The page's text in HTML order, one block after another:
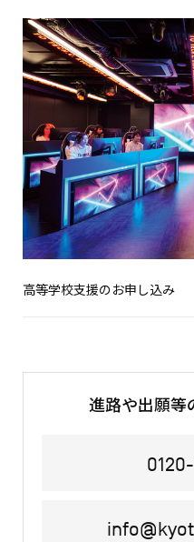
高等学校支援のお申し込み
進路や出願等